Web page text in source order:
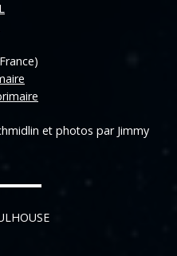
et photos par Jimmy